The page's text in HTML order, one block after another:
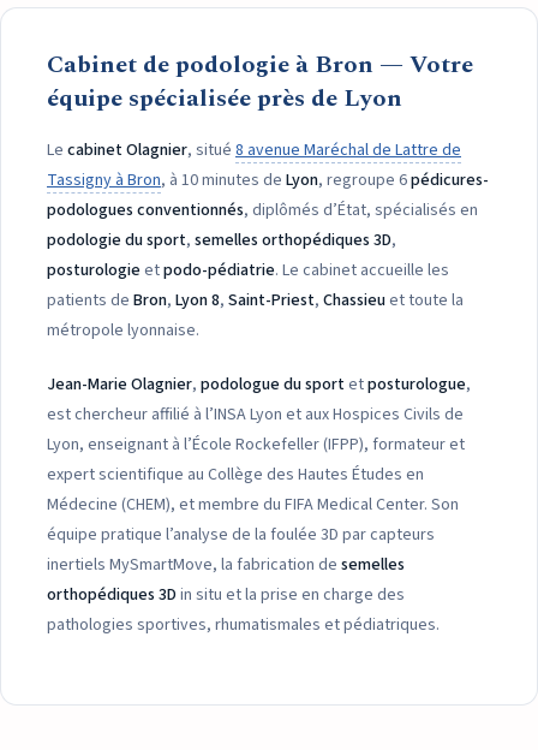
Cabinet de podologie à Bron — Votre
équipe spécialisée près de Lyon
Le cabinet Olagnier, situé 8 avenue Maréchal de Lattre de
Tassigny à Bron, à 10 minutes de Lyon, regroupe 6pédicures-
podologues conventionnés, diplômés d’État, spécialisés en
podologie du sport, semelles orthopédiques 3D,
posturologie etpodo-pédiatrie. Le cabinet accueille les
patients de Bron, Lyon 8, Saint-Priest, Chassieuet toute la
métropole lyonnaise.
Jean-Marie Olagnier, podologue du sport etposturologue,
est chercheur affilié à l’INSA Lyon et aux Hospices Civils de
Lyon, enseignant à l’École Rockefeller (IFPP), formateur et
expert scientifique au Collège des Hautes Études en
Médecine (CHEM), et membre du FIFA Medical Center. Son
équipe pratique l’analyse de la foulée 3D par capteurs
inertiels MySmartMove, la fabrication de semelles
orthopédiques 3D in situ et la prise en charge des
pathologies sportives, rhumatismales et pédiatriques.